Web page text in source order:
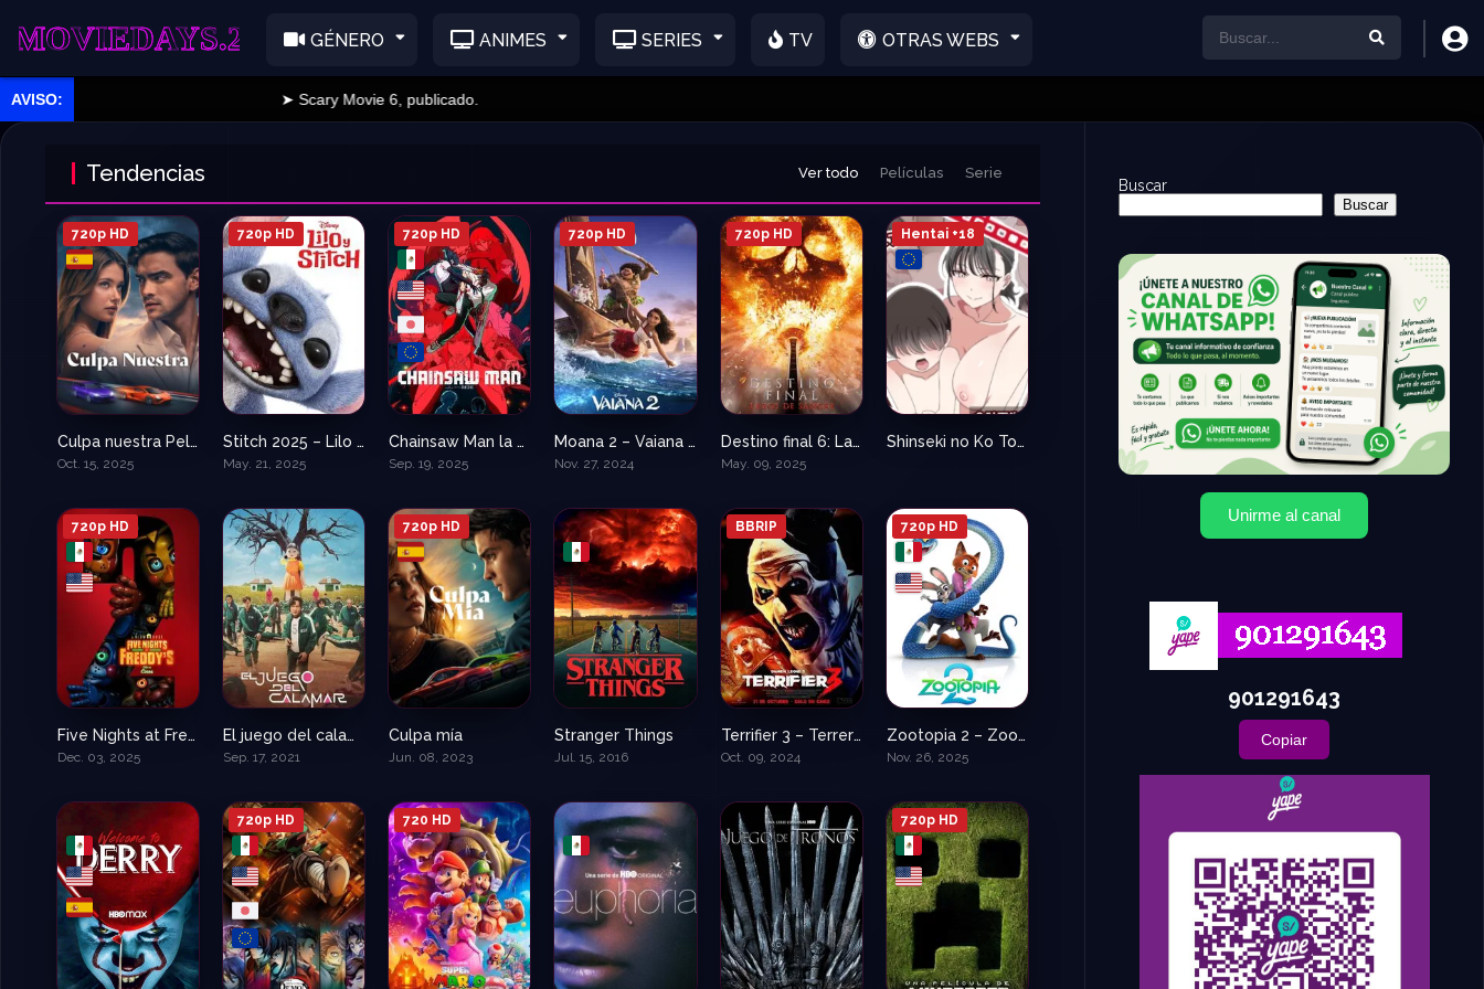
GÉNERO ANIMES SERIES TV OTRAS WEBS
➤ Scary Movie 6, publicado.
Tendencias Ver todo Películas Serie
5.3
720p HD
Culpa nuestra Pelicula
Oct. 15, 2025
7.9
720p HD
Stitch 2025 – Lilo y Stitch
May. 21, 2025
8.5
720p HD
Chainsaw Man la película – Arco de Reze
Sep. 19, 2025
7.1
720p HD
Moana 2 – Vaiana 2 – moana2
Nov. 27, 2024
7.1
720p HD
Destino final 6: Lazos de sangre
May. 09, 2025
0
Hentai +18
Shinseki no Ko To o Tomari Dakara
6.1
720p HD
Five Nights at Freddy’s 2 – Pelicula
Dec. 03, 2025
7.832
El juego del calamar – Squid Game
Sep. 17, 2021
720p HD
Culpa mía
Jun. 08, 2023
8.597
Stranger Things
Jul. 15, 2016
7.2
BBRIP
Terrifier 3 – Terrerife 3
Oct. 09, 2024
N/A
720p HD
Zootopia 2 – Zootropolis 2
Nov. 26, 2025
720p HD 720 HD 720p HD
Buscar
Buscar
Unirme al canal
901291643
Copiar